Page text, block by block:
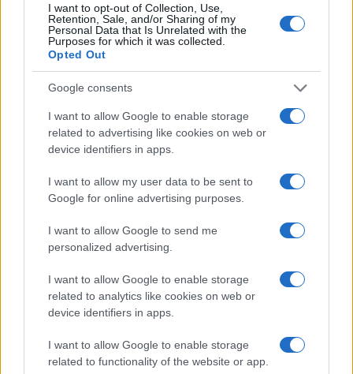
I want to opt-out of Collection, Use,
Retention, Sale, and/or Sharing of my
Personal Data that Is Unrelated with the
Purposes for which it was collected.
Opted Out
Google consents
I want to allow Google to enable storage
related to advertising like cookies on web or
device identifiers in apps.
I want to allow my user data to be sent to
Google for online advertising purposes.
I want to allow Google to send me
personalized advertising.
I want to allow Google to enable storage
related to analytics like cookies on web or
device identifiers in apps.
I want to allow Google to enable storage
related to functionality of the website or app.
Come ottenere contributi alla digitalizzazione: requisiti,
documenti e KPI
Edoardo Vitali · 8 Ago 2026
FINANZIAMENTI
Manutenzione stradale: i piani di Milano e della Regione
Emilia-Romagna per il 2026-2027